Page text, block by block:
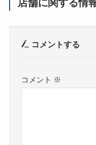
店舗に関する情
コメントする
コメント ※